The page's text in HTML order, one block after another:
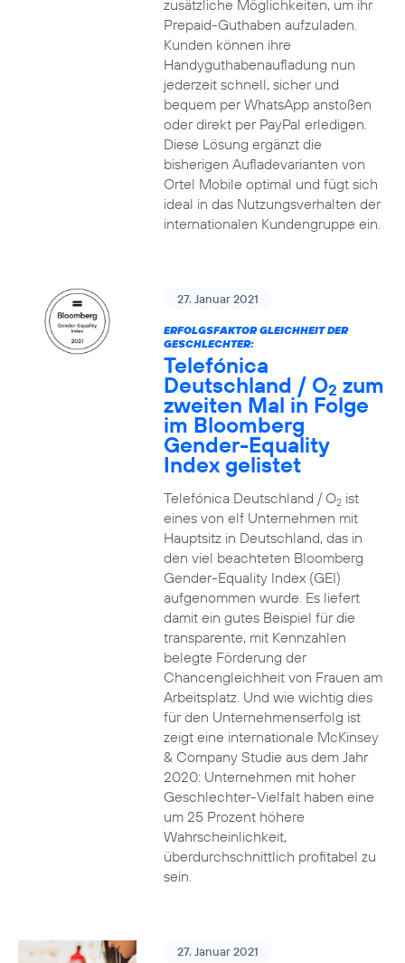
zusätzliche Möglichkeiten, um ihr
Prepaid-Guthaben aufzuladen.
Kunden können ihre
Handyguthabenaufladung nun
jederzeit schnell, sicher und
bequem per WhatsApp anstoßen
oder direkt per PayPal erledigen.
Diese Lösung ergänzt die
bisherigen Aufladevarianten von
Ortel Mobile optimal und fügt sich
ideal in das Nutzungsverhalten der
internationalen Kundengruppe ein.
27. Januar 2021
ERFOLGSFAKTOR GLEICHHEIT DER
GESCHLECHTER:
Telefónica
Deutschland / O2 zum
zweiten Mal in Folge
im Bloomberg
Gender-Equality
Index gelistet
Telefónica Deutschland / O2ist
eines von elf Unternehmen mit
Hauptsitz in Deutschland, das in
den viel beachteten Bloomberg
Gender-Equality Index (GEI)
aufgenommen wurde. Es liefert
damit ein gutes Beispiel für die
transparente, mit Kennzahlen
belegte Förderung der
Chancengleichheit von Frauen am
Arbeitsplatz. Und wie wichtig dies
für den Unternehmenserfolg ist
zeigt eine internationale McKinsey
& Company Studie aus dem Jahr
2020: Unternehmen mit hoher
Geschlechter-Vielfalt haben eine
um 25 Prozent höhere
Wahrscheinlichkeit,
überdurchschnittlich profitabel zu
sein.
27. Januar 2021